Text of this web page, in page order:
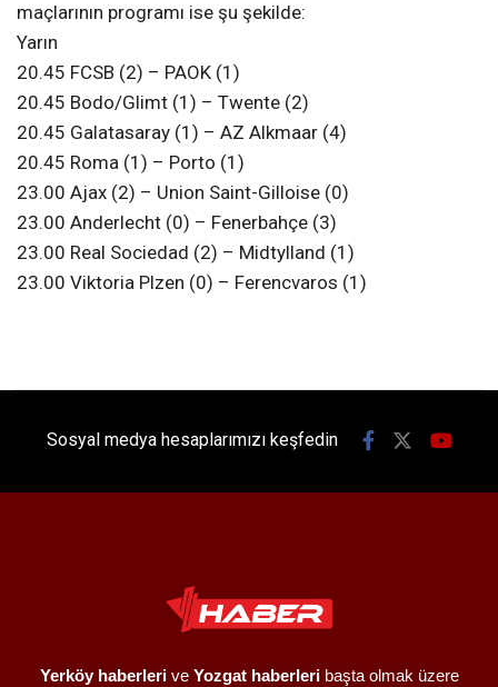
maçlarının programı ise şu şekilde:
Yarın
20.45 FCSB (2) – PAOK (1)
20.45 Bodo/Glimt (1) – Twente (2)
20.45 Galatasaray (1) – AZ Alkmaar (4)
20.45 Roma (1) – Porto (1)
23.00 Ajax (2) – Union Saint-Gilloise (0)
23.00 Anderlecht (0) – Fenerbahçe (3)
23.00 Real Sociedad (2) – Midtylland (1)
23.00 Viktoria Plzen (0) – Ferencvaros (1)
Sosyal medya hesaplarımızı keşfedin
Yerköy haberlerive Yozgat haberleribaşta olmak üzere